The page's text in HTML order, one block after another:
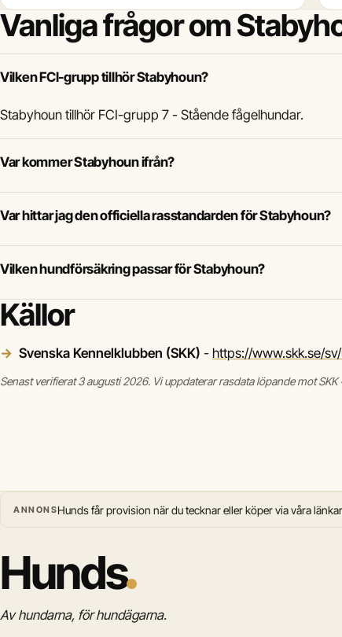
Vanliga frågor om
Vilken FCI-grupp tillhör Stabyhoun?
Stabyhoun tillhör FCI-grupp 7 - Stående fågelhundar.
Var kommer Stabyhoun ifrån?
Var hittar jag den officiella rasstandarden för Stabyhoun?
Vilken hundförsäkring passar för Stabyhoun?
Källor
Svenska Kennelklubben (SKK) - https://www.skk.se/
Senast verifierat 3 augusti 2026. Vi uppdaterar rasdata löpande mot SKK
ANNONSHunds får provision när du tecknar eller köper via våra
Hunds
Av hundarna, för hundägarna.